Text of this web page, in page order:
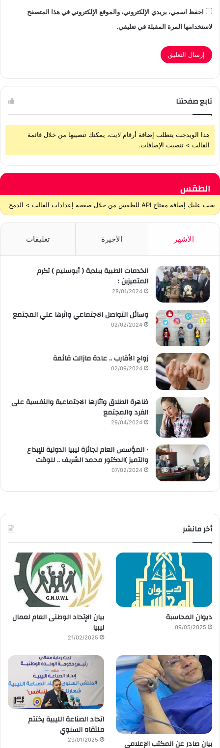
احفظ اسمي، بريدي الإلكتروني، والموقع الإلكتروني في هذا المتصفح
لاستخدامها المرة المقبلة في تعليقي.
تابع صفحتنا
هذا الويدجت يتطلب إضافة أرقام لايت، يمكنك تنصيبها من خلال قائمة
القالب > تنصيب الإضافات.
الطقس
يجب عليك إضافة مفتاح API للطقس من خلال صفحة إعدادات القالب > الدمج
الأشهر الأخيرة تعليقات
الخدمات الطبية ببلدية ( أبوسليم ) تكرم
المتميزين :
28/01/2024
وسائل التواصل الاجتماعي واثرها علي المجتمع
02/02/2024
زواج الأقارب .. عادة مازالت قائمة
02/09/2024
ظاهرة الطلاق وآثارها الاجتماعية والنفسية على
الفرد والمجتمع
29/04/2024
• المؤسس العام لجائزة ليبيا الدولية للإبداع
والتميز )الدكتور محمد الشريف .. للوقت
07/02/2024
أخر مانشر
ديوان المحاسبة
09/05/2025
بيان الإتحاد الوطنى العام لعمال
ليبيا
21/02/2025
بيان صادر عن المكتب الإعلامي
اتحاد الصناعة الليبية يختتم
ملتقاه السنوي
29/01/2025